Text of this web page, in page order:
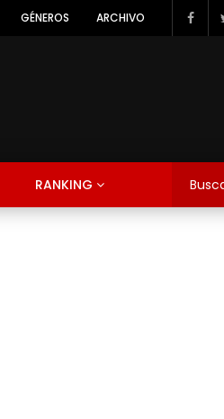
GÉNEROS ARCHIVO
RANKING